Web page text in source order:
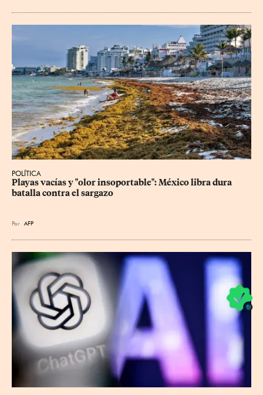
POLÍTICA
Playas vacías y "olor insoportable": México libra dura
batalla contra el sargazo
Por AFP